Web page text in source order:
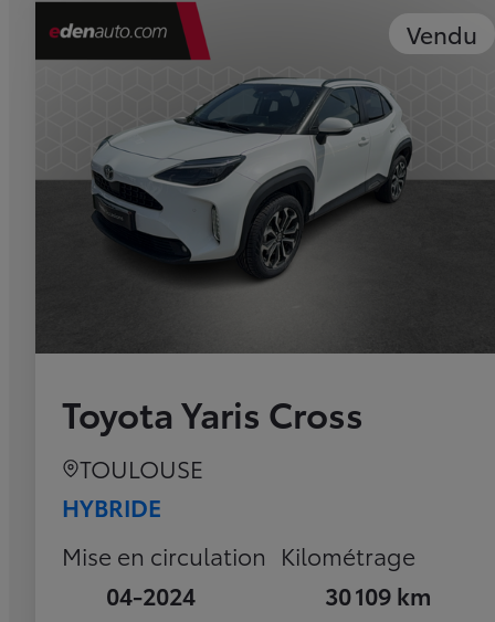
Vendu
Toyota Yaris Cross
TOULOUSE
HYBRIDE
Mise en circulation
04-2024
Kilométrage
30 109 km